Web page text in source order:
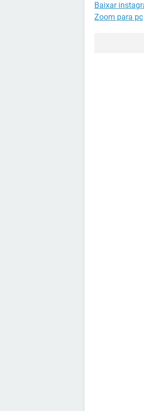
Baixar
Zoom para pc